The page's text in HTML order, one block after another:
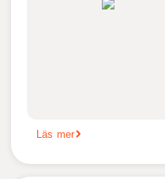
Läs mer